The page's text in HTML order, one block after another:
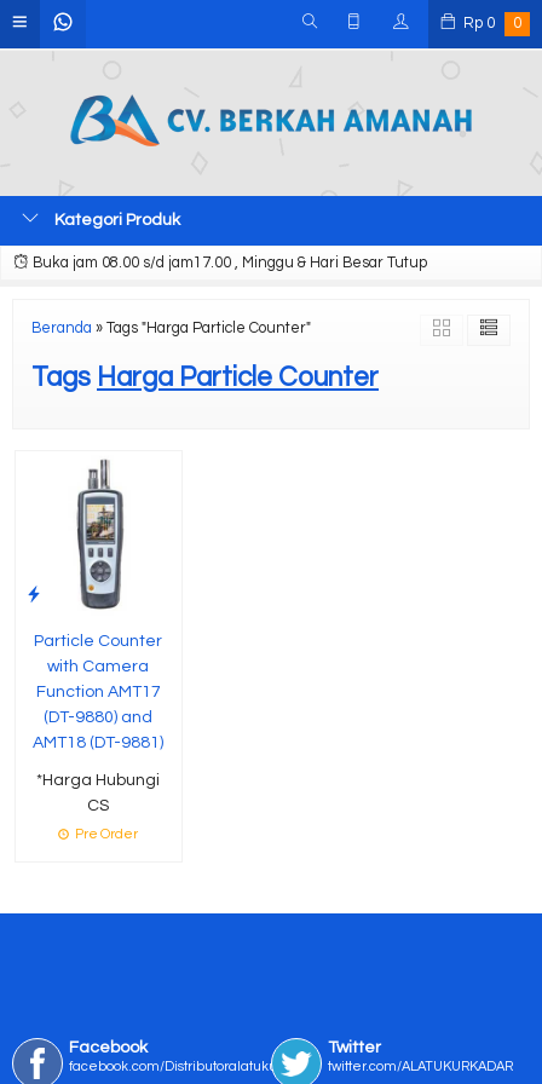
Rp 0 0
Kategori Produk
Buka jam 08.00 s/d jam17.00 , Minggu & Hari Besar Tutup
Beranda » Tags "Harga Particle Counter"
Tags Harga Particle Counter
Particle Counter
with Camera
Function AMT17
(DT-9880) and
AMT18 (DT-9881)
*Harga Hubungi
CS
Pre Order
Facebook
facebook.com/Distributoralatukur
Twitter
twitter.com/ALATUKURKADAR